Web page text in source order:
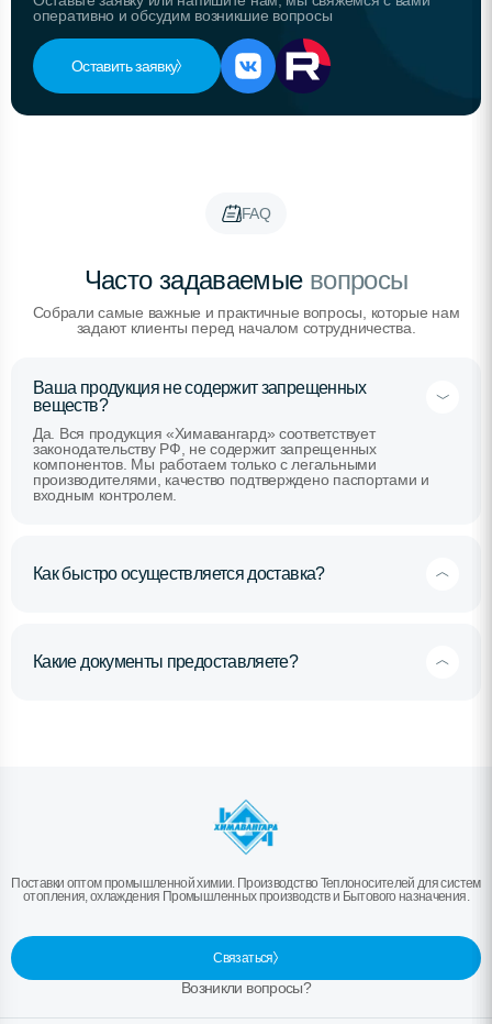
оперативно и обсудим возникшие вопросы
Оставить заявку
FAQ
Часто задаваемыевопросы
Собрали самые важные и практичные вопросы, которые нам
задают клиенты перед началом сотрудничества.
Ваша продукция не содержит запрещенных
веществ?
Да. Вся продукция «Химавангард» соответствует
законодательству РФ, не содержит запрещенных
компонентов. Мы работаем только с легальными
производителями, качество подтверждено паспортами и
входным контролем.
Как быстро осуществляется доставка?
Какие документы предоставляете?
Поставки оптом промышленной химии. Производство Теплоносителей для систем
отопления, охлаждения Промышленных производств и Бытового назначения.
Связаться
Возникли вопросы?